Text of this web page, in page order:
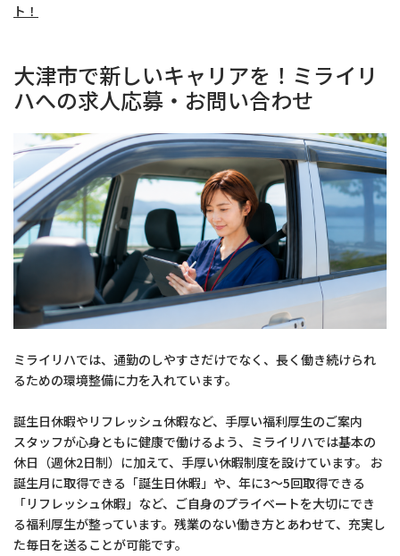
ト！
大津市で新しいキャリアを！ミライリ
ハへの求人応募・お問い合わせ
ミライリハでは、通勤のしやすさだけでなく、長く働き続けられ
るための環境整備に力を入れています。
誕生日休暇やリフレッシュ休暇など、手厚い福利厚生のご案内
スタッフが心身ともに健康で働けるよう、ミライリハでは基本の
休日（週休2日制）に加えて、手厚い休暇制度を設けています。 お
誕生月に取得できる「誕生日休暇」や、年に3〜5回取得できる
「リフレッシュ休暇」など、ご自身のプライベートを大切にでき
る福利厚生が整っています。残業のない働き方とあわせて、充実し
た毎日を送ることが可能です。